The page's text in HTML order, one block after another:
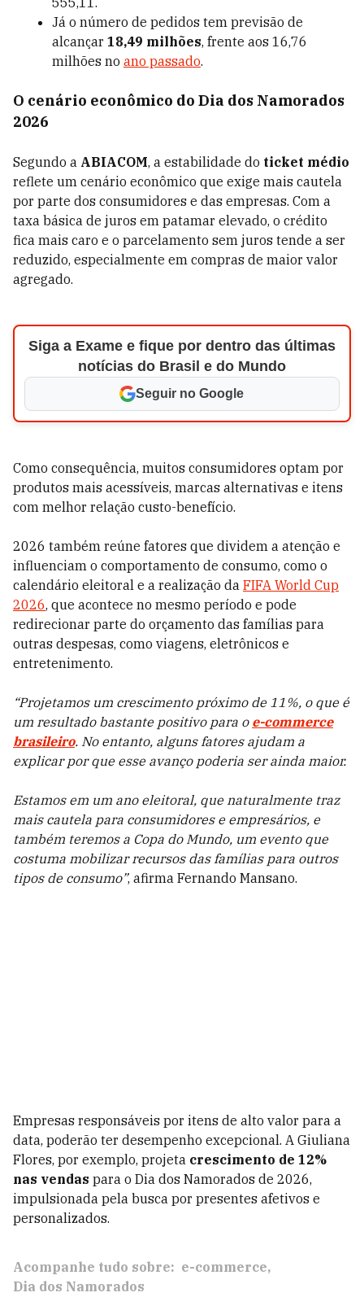
Já o número de pedidos tem previsão de
alcançar 18,49 milhões, frente aos 16,76
milhões no ano passado.
O cenário econômico do Dia dos Namorados
2026
Segundo a ABIACOM, a estabilidade do ticket médio
reflete um cenário econômico que exige mais cautela
por parte dos consumidores e das empresas. Com a
taxa básica de juros em patamar elevado, o crédito
fica mais caro e o parcelamento sem juros tende a ser
reduzido, especialmente em compras de maior valor
agregado.
Siga a Exame e fique por dentro das últimas
notícias do Brasil e do Mundo
Seguir no Google
Como consequência, muitos consumidores optam por
produtos mais acessíveis, marcas alternativas e itens
com melhor relação custo-benefício.
2026 também reúne fatores que dividem a atenção e
influenciam o comportamento de consumo, como o
calendário eleitoral e a realização da FIFA World Cup
2026, que acontece no mesmo período e pode
redirecionar parte do orçamento das famílias para
outras despesas, como viagens, eletrônicos e
entretenimento.
“Projetamos um crescimento próximo de 11%, o que é
um resultado bastante positivo para o e-commerce
brasileiro. No entanto, alguns fatores ajudam a
explicar por que esse avanço poderia ser ainda maior.
Estamos em um ano eleitoral, que naturalmente traz
mais cautela para consumidores e empresários, e
também teremos a Copa do Mundo, um evento que
costuma mobilizar recursos das famílias para outros
tipos de consumo”, afirma Fernando Mansano.
Empresas responsáveis por itens de alto valor para a
data, poderão ter desempenho excepcional. A Giuliana
Flores, por exemplo, projeta crescimento de 12%
nas vendas para o Dia dos Namorados de 2026,
impulsionada pela busca por presentes afetivos e
personalizados.
Acompanhe tudo sobre: e-commerce
Dia dos Namorados